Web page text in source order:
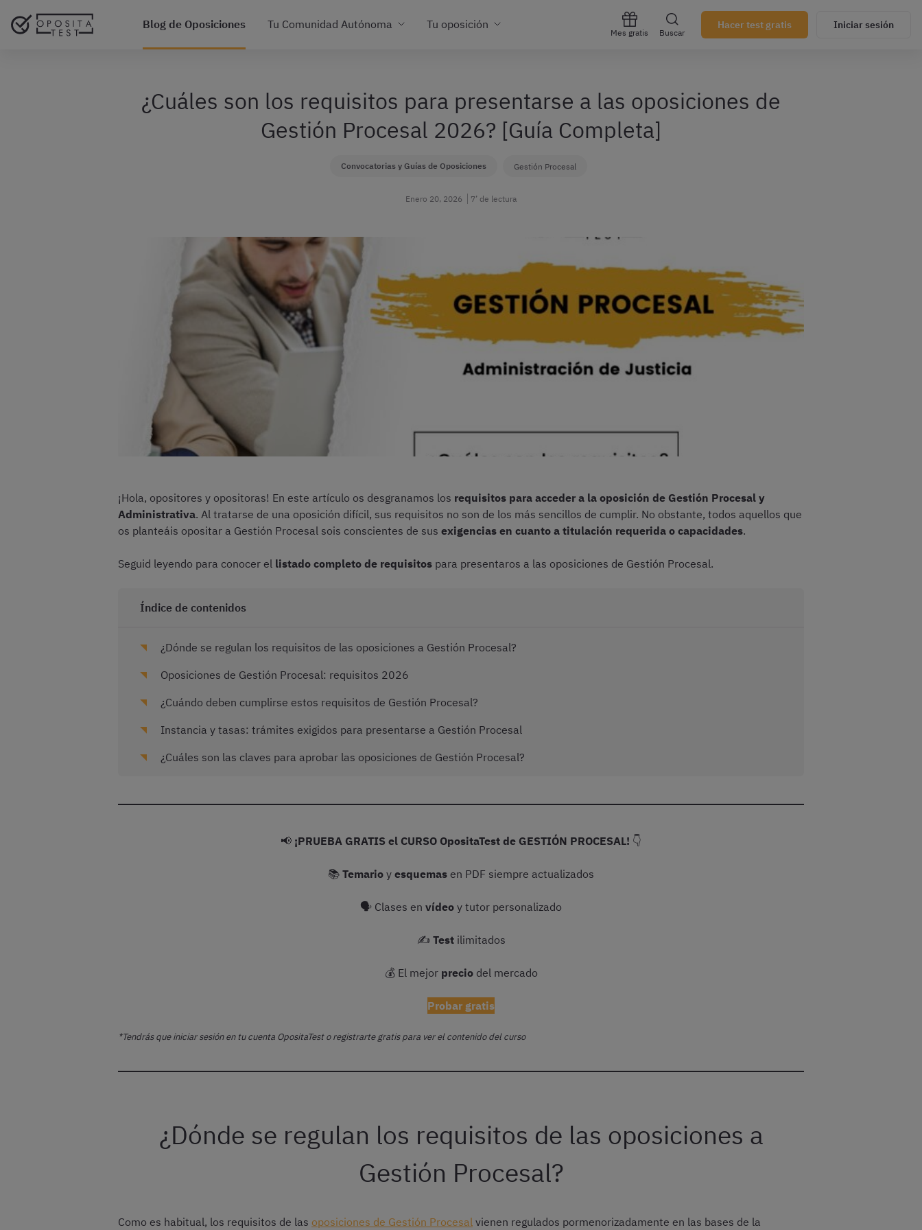
Blog de Oposiciones Tu Comunidad Autónoma Tu oposición
Mes gratis Buscar
Hacer test gratis Iniciar sesión
¿Cuáles son los requisitos para presentarse a las oposiciones de
Gestión Procesal 2026? [Guía Completa]
Convocatorias y Guías de Oposiciones Gestión Procesal
Enero 20, 2026 7’ de lectura
¡Hola, opositores y opositoras! En este artículo os desgranamos los requisitos para acceder a la oposición de Gestión Procesal y
Administrativa. Al tratarse de una oposición difícil, sus requisitos no son de los más sencillos de cumplir. No obstante, todos aquellos que
os planteáis opositar a Gestión Procesal sois conscientes de sus exigencias en cuanto a titulación requerida o capacidades.
Seguid leyendo para conocer el listado completo de requisitos para presentaros a las oposiciones de Gestión Procesal.
Índice de contenidos
¿Dónde se regulan los requisitos de las oposiciones a Gestión Procesal?
Oposiciones de Gestión Procesal: requisitos 2026
¿Cuándo deben cumplirse estos requisitos de Gestión Procesal?
Instancia y tasas: trámites exigidos para presentarse a Gestión Procesal
¿Cuáles son las claves para aprobar las oposiciones de Gestión Procesal?
📢 ¡PRUEBA GRATIS el CURSO OpositaTest de GESTIÓN PROCESAL! 👇
📚 Temario y esquemas en PDF siempre actualizados
🗣 Clases en vídeo y tutor personalizado
✍️ Testilimitados
💰 El mejor preciodel mercado
Probar gratis
*Tendrás que iniciar sesión en tu cuenta OpositaTest o registrarte gratis para ver el contenido del curso
¿Dónde se regulan los requisitos de las oposiciones a
Gestión Procesal?
Como es habitual, los requisitos de las oposiciones de Gestión Procesal vienen regulados pormenorizadamente en las bases de la